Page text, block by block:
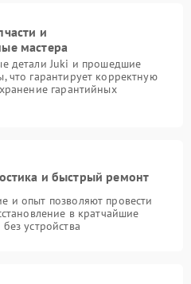
и
мастера
детали Juki и прошедшие
что гарантирует корректную
гарантийных
и быстрый ремонт
и опыт позволяют провести
в кратчайшие
устройства